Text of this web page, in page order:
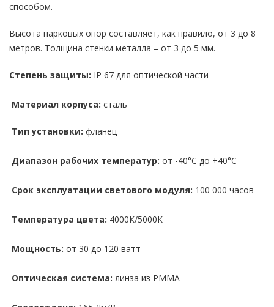
способом.
Высота парковых опор составляет, как правило, от 3 до 8
метров. Толщина стенки металла – от 3 до 5 мм.
Степень защиты: IP 67 для оптической части
Материал корпуса: сталь
Тип установки: фланец
Диапазон рабочих температур: от -40°С до +40°С
Срок эксплуатации светового модуля: 100 000 часов
Температура цвета: 4000К/5000К
Мощность: от 30 до 120 ватт
Оптическая система: линза из PMMA